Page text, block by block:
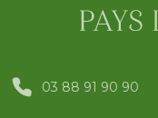
03 88 91 90 90